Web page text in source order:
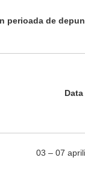
perioada de
Data
03 – 07